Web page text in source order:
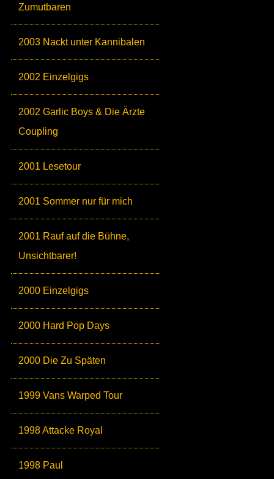
Zumutbaren
2003 Nackt unter Kannibalen
2002 Einzelgigs
2002 Garlic Boys & Die Ärzte
Coupling
2001 Lesetour
2001 Sommer nur für mich
2001 Rauf auf die Bühne,
Unsichtbarer!
2000 Einzelgigs
2000 Hard Pop Days
2000 Die Zu Späten
1999 Vans Warped Tour
1998 Attacke Royal
1998 Paul